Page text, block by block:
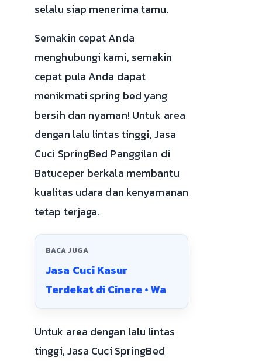
selalu siap menerima tamu.
Semakin cepat Anda
menghubungi kami, semakin
cepat pula Anda dapat
menikmati spring bed yang
bersih dan nyaman! Untuk area
dengan lalu lintas tinggi, Jasa
Cuci SpringBed Panggilan di
Batuceper berkala membantu
kualitas udara dan kenyamanan
tetap terjaga.
BACA JUGA
Jasa Cuci Kasur
Terdekat di Cinere • Wa
Untuk area dengan lalu lintas
tinggi, Jasa Cuci SpringBed